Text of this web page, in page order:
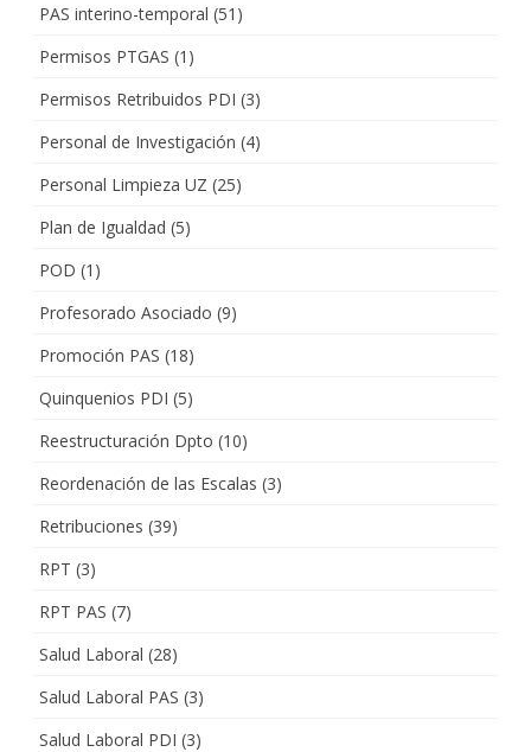
PAS interino-temporal (51)
Permisos PTGAS (1)
Permisos Retribuidos PDI (3)
Personal de Investigación (4)
Personal Limpieza UZ (25)
Plan de Igualdad (5)
POD (1)
Profesorado Asociado (9)
Promoción PAS (18)
Quinquenios PDI (5)
Reestructuración Dpto (10)
Reordenación de las Escalas (3)
Retribuciones (39)
RPT (3)
RPT PAS (7)
Salud Laboral (28)
Salud Laboral PAS (3)
Salud Laboral PDI (3)